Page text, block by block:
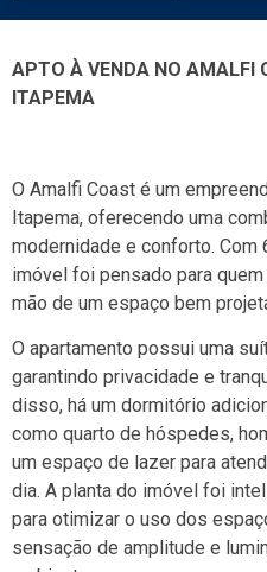
APTO À VENDA NO AMALFI
ITAPEMA
O Amalfi Coast é um
Itapema, oferecendo uma
modernidade e conforto. Com
imóvel foi pensado para
mão de um espaço bem
O apartamento possui uma
garantindo privacidade e
disso, há um dormitório
como quarto de hóspedes,
um espaço de lazer para
dia. A planta do imóvel foi
para otimizar o uso dos
sensação de amplitude e